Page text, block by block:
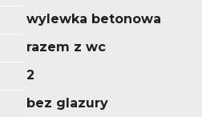
wylewka betonowa
razem z wc
2
bez glazury